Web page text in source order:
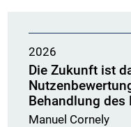
2026
Die Zukunft ist
Behandlung des
Manuel Cornely